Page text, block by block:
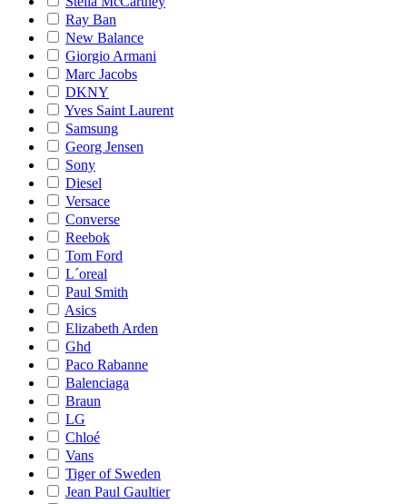
Ray Ban
New Balance
Giorgio Armani
Marc Jacobs
DKNY
Yves Saint Laurent
Samsung
Georg Jensen
Sony
Diesel
Versace
Converse
Reebok
Tom Ford
L´oreal
Paul Smith
Asics
Elizabeth Arden
Ghd
Paco Rabanne
Balenciaga
Braun
LG
Chloé
Vans
Tiger of Sweden
Jean Paul Gaultier